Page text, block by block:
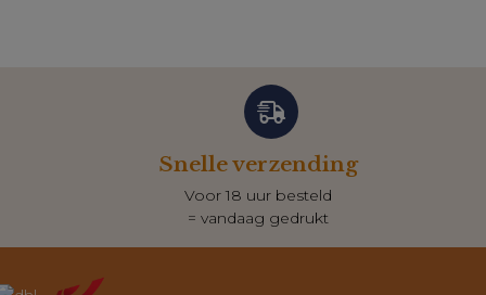
Snelle verzending
Voor 18 uur besteld
= vandaag gedrukt